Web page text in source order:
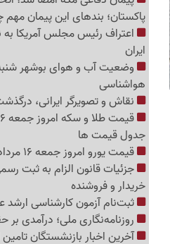
پاکستان؛ بندهای این پیمان
اعتراف رئیس مجلس آمریکا به
ایران
هواشناسی
نقاش و تصویرگر ایرانی،
جدول قیمت ها
قیمت یورو امروز جمعه 16 مرداد چقدر شد؟
جزئیات قانون الزام به ثبت
خریدار و فروشنده
ثبت‌نام‌ آزمون کارشناسی ارشد
روزنامه‌نگاری ملی؛ درآمدی بر